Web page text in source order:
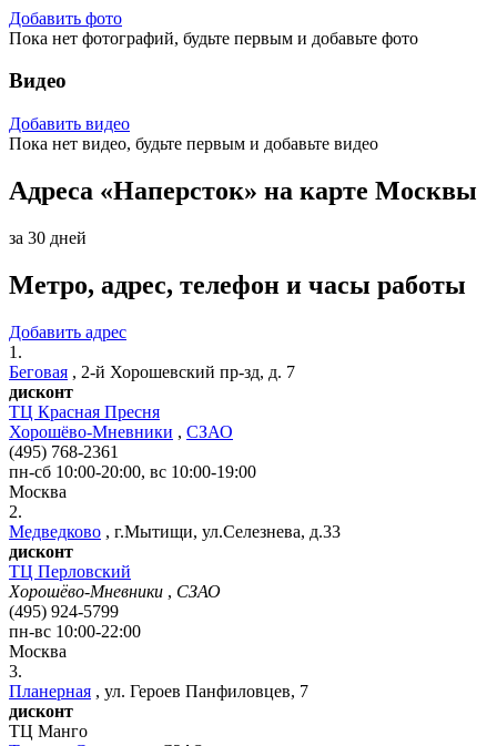
Добавить фото
Пока нет фотографий, будьте первым и добавьте фото
Видео
Добавить видео
Пока нет видео, будьте первым и добавьте видео
Адреса «Наперсток» на карте Москвы
за 30 дней
Метро, адрес, телефон и часы работы
Добавить адрес
1.
Беговая , 2-й Хорошевский пр-зд, д. 7
дисконт
ТЦ Красная Пресня
Хорошёво-Мневники , СЗАО
(495) 768-2361
пн-сб 10:00-20:00, вс 10:00-19:00
Москва
2.
Медведково , г.Мытищи, ул.Селезнева, д.33
дисконт
ТЦ Перловский
Хорошёво-Мневники , СЗАО
(495) 924-5799
пн-вс 10:00-22:00
Москва
3.
Планерная , ул. Героев Панфиловцев, 7
дисконт
ТЦ Манго